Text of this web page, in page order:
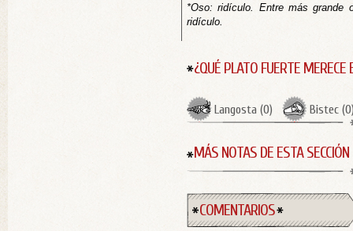
*Oso: ridículo. Entre más
ridículo.
¿QUÉ PLATO FUERTE MERECE
Langosta (0) Bistec (0
MÁS NOTAS DE ESTA SECCIÓN
COMENTARIOS